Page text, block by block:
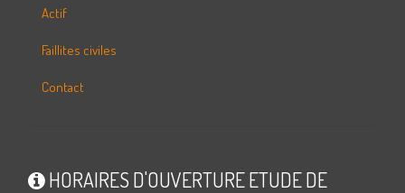
Actif
Faillites civiles
Contact
HORAIRES D'OUVERTURE ETUDE DE